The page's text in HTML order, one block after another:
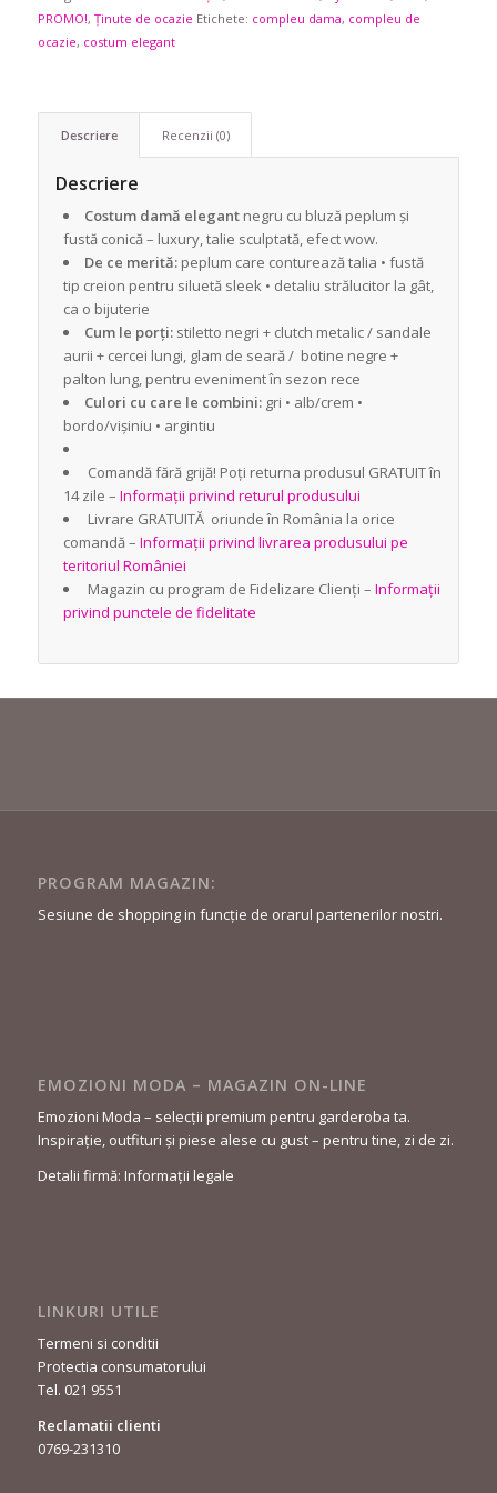
PROMO!, Ținute de ocazie Etichete: compleu dama, compleu de
ocazie, costum elegant
Descriere Recenzii (0)
Descriere
Costum damă elegantnegru cu bluză peplum și
fustă conică – luxury, talie sculptată, efect wow.
De ce merită: peplum care conturează talia • fustă
tip creion pentru siluetă sleek • detaliu strălucitor la gât,
ca o bijuterie
Cum le porți:stiletto negri + clutch metalic / sandale
aurii + cercei lungi, glam de seară / botine negre +
palton lung, pentru eveniment în sezon rece
Culori cu care le combini:gri • alb/crem •
bordo/vișiniu • argintiu
Comandă fără grijă! Poți returna produsul GRATUIT în
14 zile – Informații privind returul produsului
Livrare GRATUITĂ oriunde în România la orice
comandă – Informații privind livrarea produsului pe
teritoriul României
Magazin cu program de Fidelizare Clienți – Informații
privind punctele de fidelitate
PROGRAM MAGAZIN:
Sesiune de shopping in funcție de orarul partenerilor nostri.
EMOZIONI MODA – MAGAZIN ON-LINE
Emozioni Moda – selecții premium pentru garderoba ta.
Inspirație, outfituri și piese alese cu gust – pentru tine, zi de zi.
Detalii firmă: Informații legale
LINKURI UTILE
Termeni si conditii
Protectia consumatorului
Tel. 021 9551
Reclamatii clienti
0769-231310